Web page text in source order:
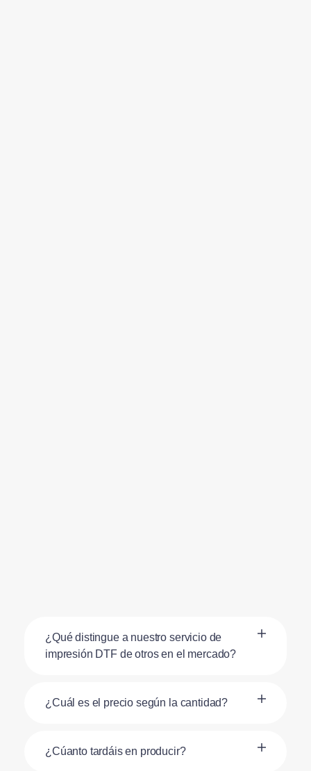
¿Qué distingue a nuestro servicio de
impresión DTF de otros en el mercado?
¿Cuál es el precio según la cantidad?
¿Cúanto tardáis en producir?